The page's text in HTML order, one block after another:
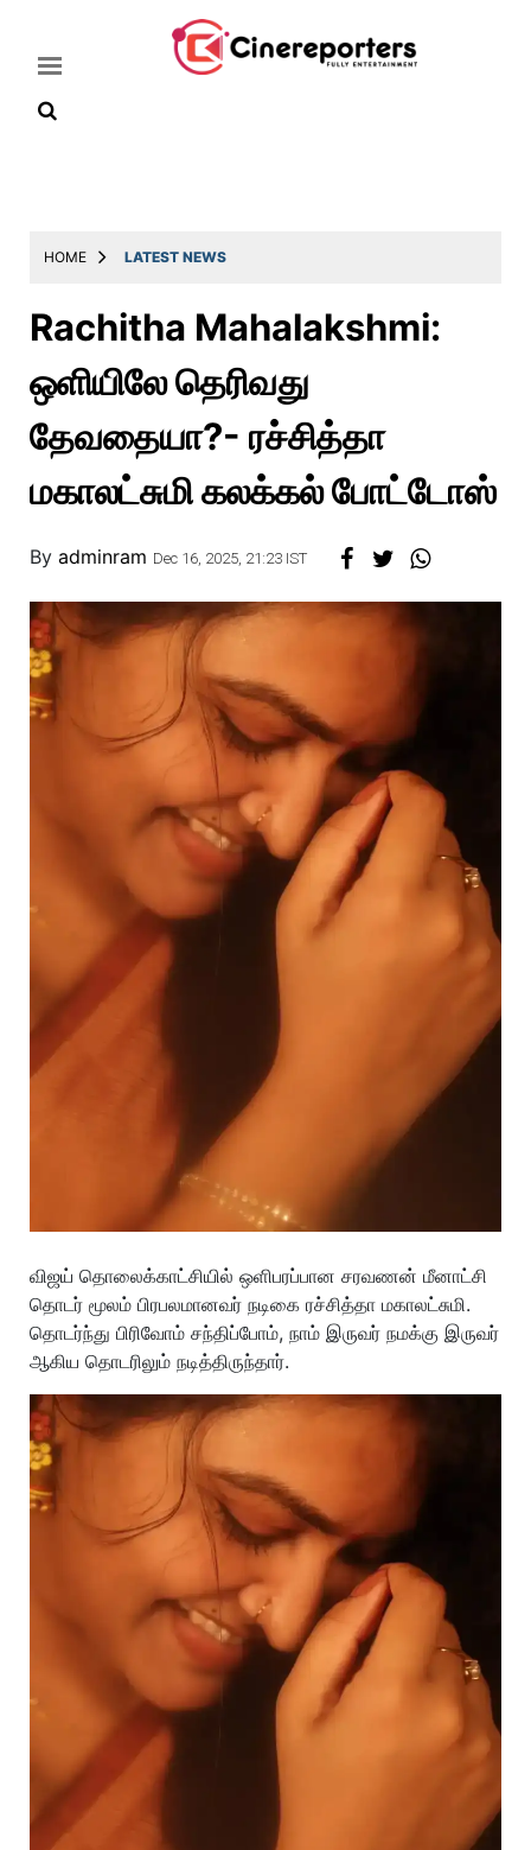
Latest
Throwback
Television
Photos
Story
HOME LATEST NEWS
Rachitha Mahalakshmi:
ஒளியிலே தெரிவது
தேவதையா?- ரச்சித்தா
மகாலட்சுமி கலக்கல் போட்டோஸ்
By adminram Dec 16, 2025, 21:23 IST
விஜய் தொலைக்காட்சியில் ஒளிபரப்பான சரவணன் மீனாட்சி
தொடர் மூலம் பிரபலமானவர் நடிகை ரச்சித்தா மகாலட்சுமி.
தொடர்ந்து பிரிவோம் சந்திப்போம், நாம் இருவர் நமக்கு இருவர்
ஆகிய தொடரிலும் நடித்திருந்தார்.